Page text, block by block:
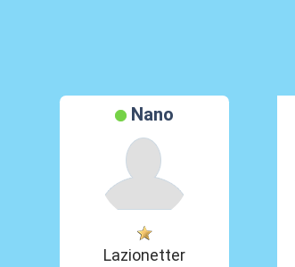
Nano
Lazionetter